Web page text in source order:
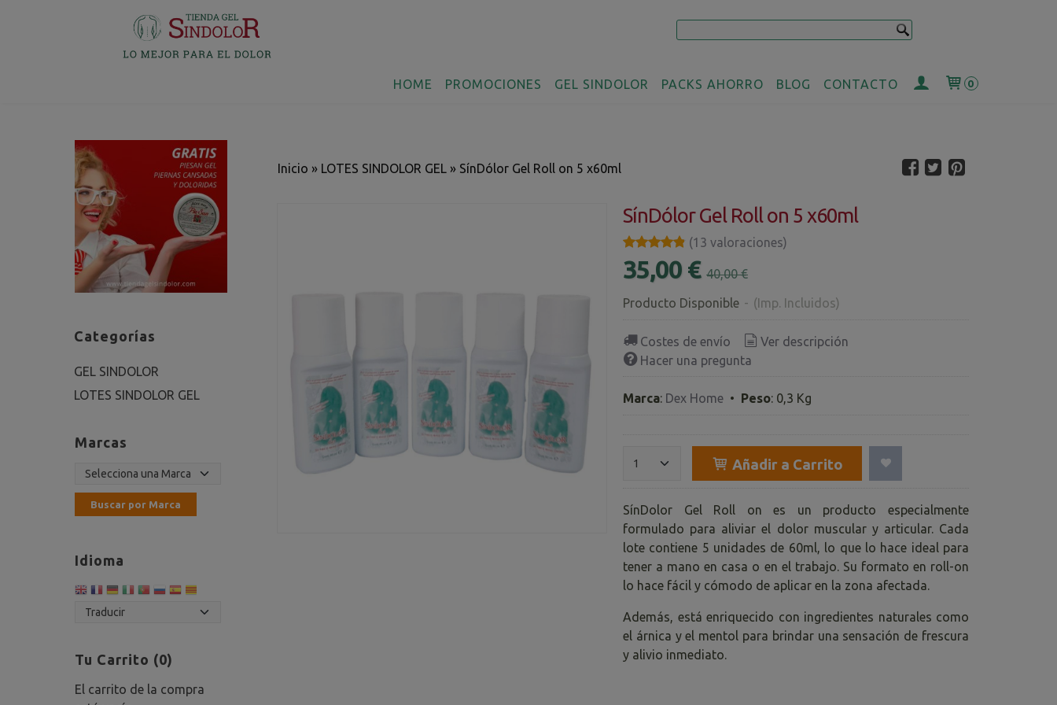
HOME PROMOCIONES GEL SINDOLOR PACKS AHORRO BLOG CONTACTO 0
Categorías
GEL SINDOLOR
LOTES SINDOLOR GEL
Marcas
Idioma
Tu Carrito (0)
El carrito de la compra
Inicio » LOTES SINDOLOR GEL » SínDólor Gel Roll on 5 x60ml
SínDólor Gel Roll on 5 x60ml
★★★★★
★★★★★ (13 valoraciones)
35,00 € 40,00 €
Producto Disponible - (Imp. Incluidos)
Costes de envío
Ver descripción
Hacer una pregunta
Marca: Dex Home • Peso: 0,3 Kg
Añadir a Carrito
SínDolor Gel Roll on es un producto especialmente
formulado para aliviar el dolor muscular y articular. Cada
lote contiene 5 unidades de 60ml, lo que lo hace ideal para
tener a mano en casa o en el trabajo. Su formato en roll-on
lo hace fácil y cómodo de aplicar en la zona afectada.
Además, está enriquecido con ingredientes naturales como
el árnica y el mentol para brindar una sensación de frescura
y alivio inmediato.